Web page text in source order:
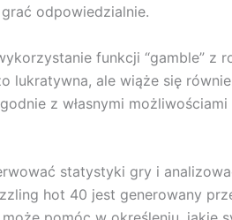
odpowiedzialnie.
funkcji “gamble” z
lukratywna, ale wiąże się
z własnymi
statystyki gry i
hot 40 jest generowany